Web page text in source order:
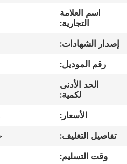
عرض
الافتراضي
معلومات
جولة
في
اسم العلامة
التجارية:
إصدار الشهادات:
رقم الموديل:
الحد الأدنى
لكمية:
الأسعار:
تفاصيل التغليف:
وقت التسليم: